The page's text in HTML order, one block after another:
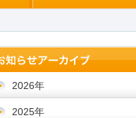
2026年
2025年